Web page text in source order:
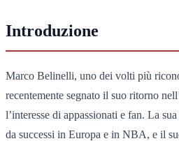
Introduzione
Marco Belinelli, uno dei volti più
recentemente segnato il suo ritorno
l’interesse di appassionati e fan. La
da successi in Europa e in NBA, e il